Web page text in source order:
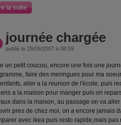
la suite
journée chargée
publié le 29/09/2007 à 08:59
un petit coucou, encore une fois une
faire des meringues pour ma
enfants, aller a la reunion de l'école, puis
a la maison pour manger puis on
dans la maison, au passage on va
pres de chez moi, on a encore jamais
avec ikea puis resto rapide,mais